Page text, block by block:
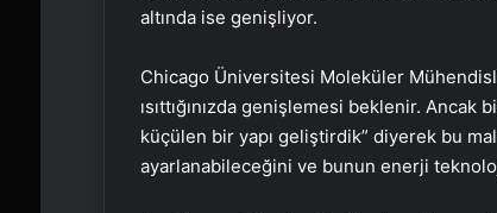
altında ise genişliyor.
Chicago Üniversitesi Moleküler
ısıttığınızda genişlemesi beklenir. Ancak
küçülen bir yapı geliştirdik” diyerek bu
ayarlanabileceğini ve bunun enerji